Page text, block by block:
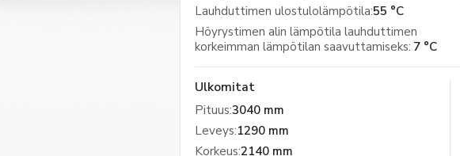
Lauhduttimen ulostulolämpötila:55 °C
Höyrystimen alin lämpötila lauhduttimen
korkeimman lämpötilan saavuttamiseks: 7 °C
Ulkomitat
Pituus:3040 mm
Leveys:1290 mm
Korkeus:2140 mm